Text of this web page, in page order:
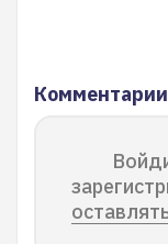
Комментарии